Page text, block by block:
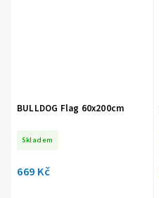
BULLDOG Flag 60x200cm
Skladem
669 Kč